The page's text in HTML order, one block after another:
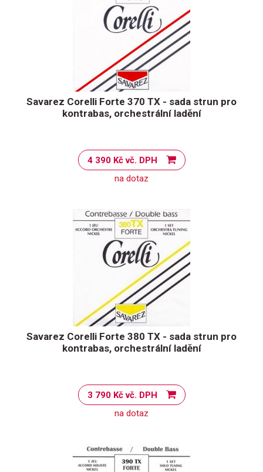
Savarez Corelli Forte 370 TX - sada strun pro
kontrabas, orchestrální ladění
4 390 Kč vč. DPH
na dotaz
Savarez Corelli Forte 380 TX - sada strun pro
kontrabas, orchestrální ladění
3 790 Kč vč. DPH
na dotaz